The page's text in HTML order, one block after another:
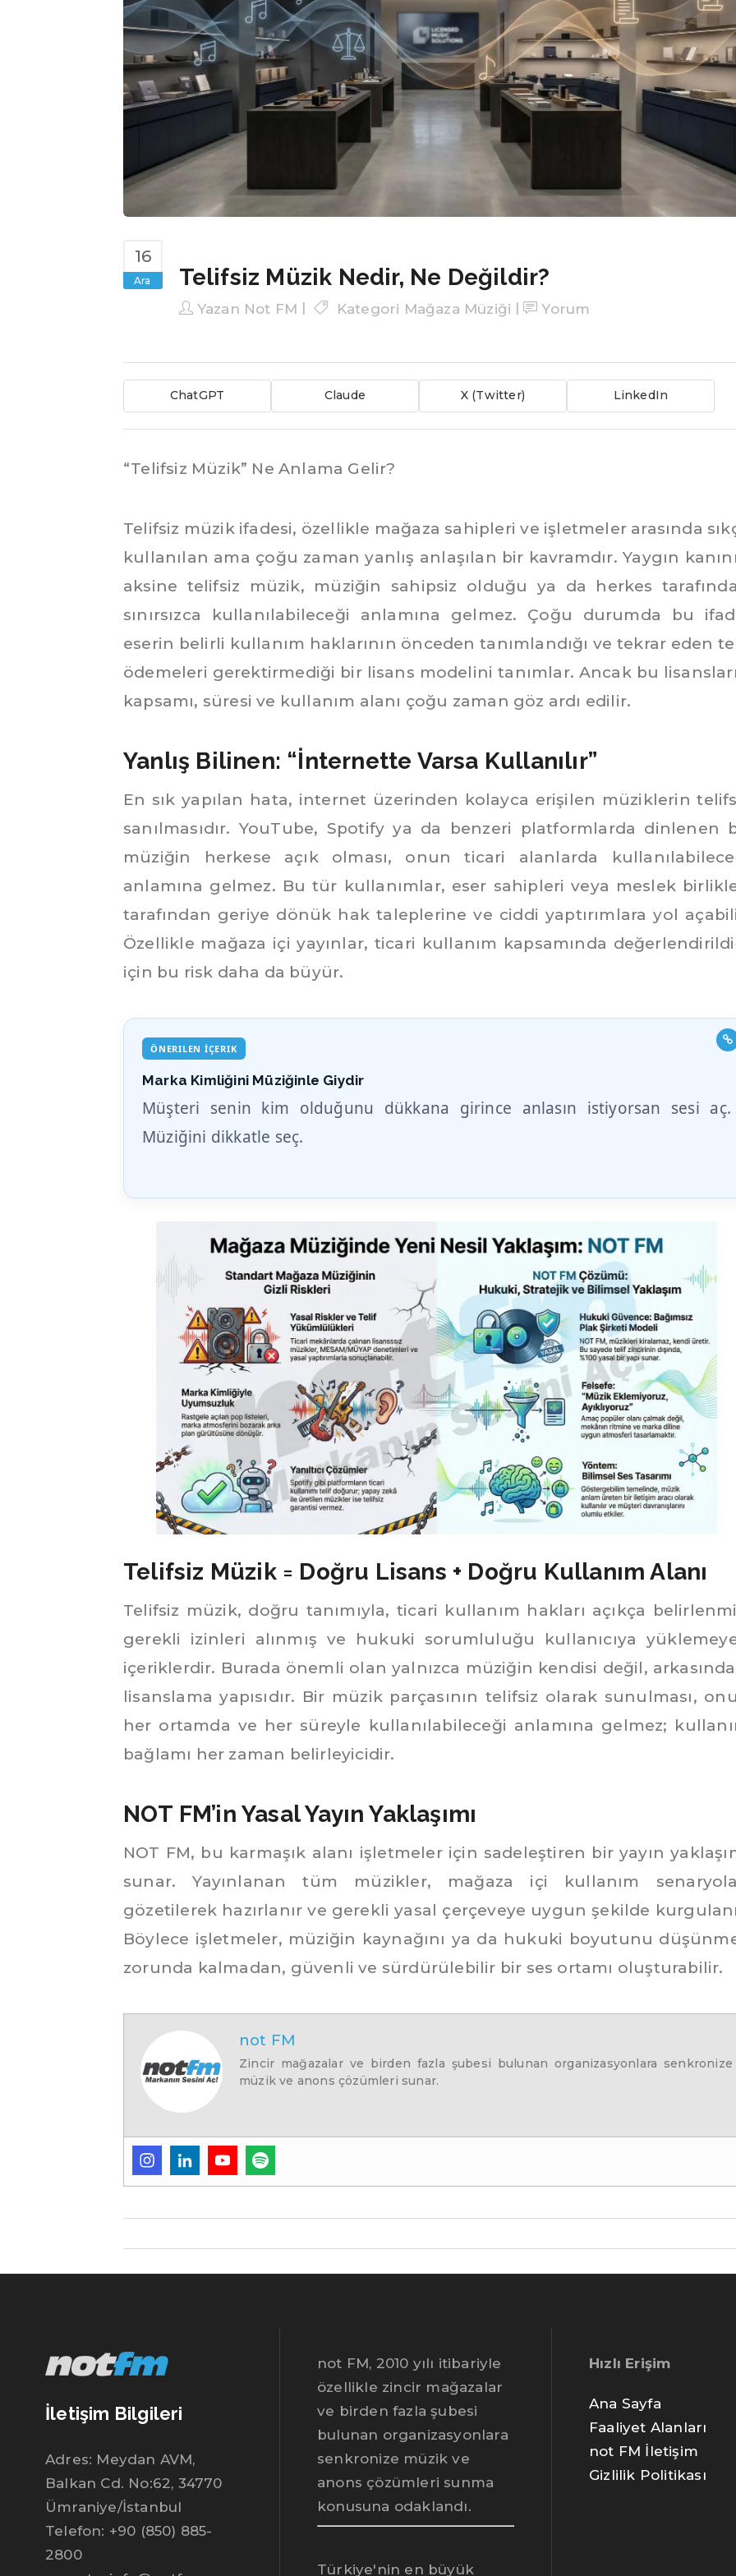
16
Ara Telifsiz Müzik Nedir, Ne Değildir?
Yazan Not FM Kategori Mağaza Müziği Yorum
ChatGPT Claude X (Twitter) LinkedIn
“Telifsiz Müzik” Ne Anlama Gelir?
Telifsiz müzik ifadesi, özellikle mağaza sahipleri ve işletmeler arasında
kullanılan ama çoğu zaman yanlış anlaşılan bir kavramdır. Yaygın
aksine telifsiz müzik, müziğin sahipsiz olduğu ya da herkes
sınırsızca kullanılabileceği anlamına gelmez. Çoğu durumda bu
eserin belirli kullanım haklarının önceden tanımlandığı ve tekrar eden
ödemeleri gerektirmediği bir lisans modelini tanımlar. Ancak bu
kapsamı, süresi ve kullanım alanı çoğu zaman göz ardı edilir.
Yanlış Bilinen: “İnternette Varsa Kullanılır”
En sık yapılan hata, internet üzerinden kolayca erişilen müziklerin
sanılmasıdır. YouTube, Spotify ya da benzeri platformlarda dinlenen
müziğin herkese açık olması, onun ticari alanlarda
anlamına gelmez. Bu tür kullanımlar, eser sahipleri veya meslek
tarafından geriye dönük hak taleplerine ve ciddi yaptırımlara yol
Özellikle mağaza içi yayınlar, ticari kullanım kapsamında
için bu risk daha da büyür.
ÖNERILEN İÇERIK
Marka Kimliğini Müziğinle Giydir
Müşteri senin kim olduğunu dükkana girince anlasın istiyorsan sesi aç.
Müziğini dikkatle seç.
Telifsiz Müzik = Doğru Lisans + Doğru Kullanım Alanı
Telifsiz müzik, doğru tanımıyla, ticari kullanım hakları açıkça
gerekli izinleri alınmış ve hukuki sorumluluğu kullanıcıya
içeriklerdir. Burada önemli olan yalnızca müziğin kendisi değil,
lisanslama yapısıdır. Bir müzik parçasının telifsiz olarak sunulması,
her ortamda ve her süreyle kullanılabileceği anlamına gelmez;
bağlamı her zaman belirleyicidir.
NOT FM’in Yasal Yayın Yaklaşımı
NOT FM, bu karmaşık alanı işletmeler için sadeleştiren bir yayın
sunar. Yayınlanan tüm müzikler, mağaza içi kullanım
gözetilerek hazırlanır ve gerekli yasal çerçeveye uygun şekilde
Böylece işletmeler, müziğin kaynağını ya da hukuki boyutunu
zorunda kalmadan, güvenli ve sürdürülebilir bir ses ortamı oluşturabilir.
not FM
Zincir mağazalar ve birden fazla şubesi bulunan organizasyonlara senkronize
müzik ve anons çözümleri sunar.
İletişim Bilgileri
Adres: Meydan AVM,
Balkan Cd. No:62, 34770
Ümraniye/İstanbul
Telefon: +90 (850) 885-
2800
not FM, 2010 yılı itibariyle
özellikle zincir mağazalar
ve birden fazla şubesi
bulunan organizasyonlara
senkronize müzik ve
anons çözümleri sunma
konusuna odaklandı.
Türkiye'nin en büyük
Hızlı Erişim
Ana Sayfa
Faaliyet Alanları
not FM İletişim
Gizlilik Politikası